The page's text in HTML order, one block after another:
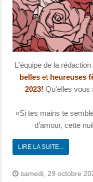
L'équipe de la
belles et heureuses
2023! Qu'elles vous
«Si tes mains te
d’amour, cette
LIRE LA SUITE...
samedi, 29 octobre